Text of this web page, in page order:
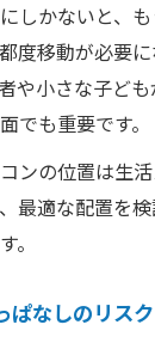
しかないと、
度移動が必要
や小さな子ど
でも重要です。
ンの位置は生
最適な配置を
。
ぱなしのリス